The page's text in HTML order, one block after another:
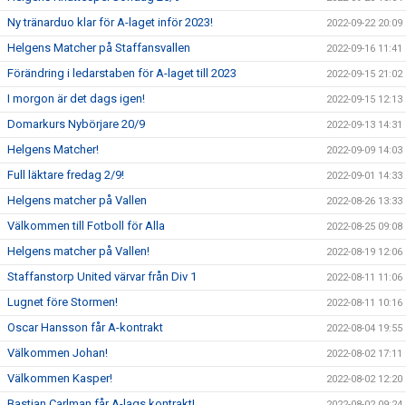
Ny tränarduo klar för A-laget inför 2023! 2022-09-22 20:09
Helgens Matcher på Staffansvallen 2022-09-16 11:41
Förändring i ledarstaben för A-laget till 2023 2022-09-15 21:02
I morgon är det dags igen! 2022-09-15 12:13
Domarkurs Nybörjare 20/9 2022-09-13 14:31
Helgens Matcher! 2022-09-09 14:03
Full läktare fredag 2/9! 2022-09-01 14:33
Helgens matcher på Vallen 2022-08-26 13:33
Välkommen till Fotboll för Alla 2022-08-25 09:08
Helgens matcher på Vallen! 2022-08-19 12:06
Staffanstorp United värvar från Div 1 2022-08-11 11:06
Lugnet före Stormen! 2022-08-11 10:16
Oscar Hansson får A-kontrakt 2022-08-04 19:55
Välkommen Johan! 2022-08-02 17:11
Välkommen Kasper! 2022-08-02 12:20